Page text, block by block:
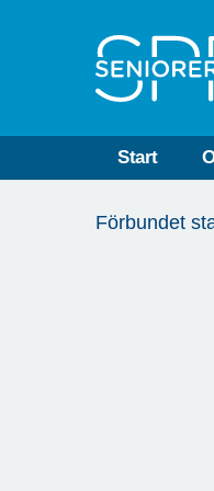
Start
är
Förbundet